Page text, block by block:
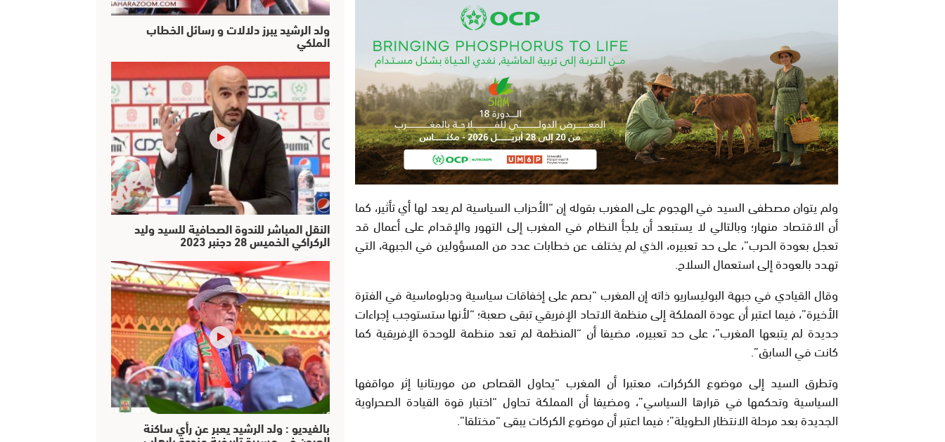
ولم يتوان مصطفى السيد في الهجوم على المغرب بقوله إن “الأحزاب السياسية لم يعد لها أي تأثير، كما
أن الاقتصاد منهار؛ وبالتالي لا يستبعد أن يلجأ النظام في المغرب إلى التهور والإقدام على أعمال قد
تعجل بعودة الحرب”، على حد تعبيره، الذي لم يختلف عن خطابات عدد من المسؤولين في الجبهة، التي
تهدد بالعودة إلى استعمال السلاح.
وقال القيادي في جبهة البوليساريو ذاته إن المغرب “بصم على إخفاقات سياسية ودبلوماسية في الفترة
الأخيرة”، فيما اعتبر أن عودة المملكة إلى منظمة الاتحاد الإفريقي تبقى صعبة؛ “لأنها ستستوجب إجراءات
جديدة لم يتبعها المغرب”، على حد تعبيره، مضيفا أن “المنظمة لم تعد منظمة للوحدة الإفريقية كما
كانت في السابق”.
وتطرق السيد إلى موضوع الكركرات، معتبرا أن المغرب “يحاول القصاص من موريتانيا إثر مواقفها
السياسية وتحكمها في قرارها السياسي”، ومضيفا أن المملكة تحاول “اختبار قوة القيادة الصحراوية
الجديدة بعد مرحلة الانتظار الطويلة”؛ فيما اعتبر أن موضوع الكركات يبقى “مختلقا”.
ولد الرشيد يبرز دلالات و رسائل الخطاب
الملكي
النقل المباشر للندوة الصحافية للسيد وليد
الركراكي الخميس 28 دجنبر 2023
بالفيديو : ولد الرشيد يعبر عن رأي ساكنة